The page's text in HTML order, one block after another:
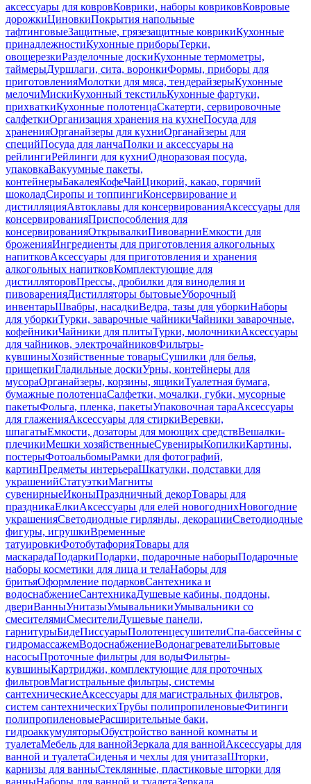
аксессуары для ковровКоврики, наборы ковриковКовровые
дорожкиЦиновкиПокрытия напольные
тафтинговыеЗащитные, грязезащитные коврикиКухонные
принадлежностиКухонные приборыТерки,
овощерезкиРазделочные доскиКухонные термометры,
таймерыДуршлаги, сита, воронкиФормы, приборы для
приготовленияМолотки для мяса, тендерайзерыКухонные
мелочиМискиКухонный текстильКухонные фартуки,
прихваткиКухонные полотенцаСкатерти, сервировочные
салфеткиОрганизация хранения на кухнеПосуда для
храненияОрганайзеры для кухниОрганайзеры для
специйПосуда для ланчаПолки и аксессуары на
рейлингиРейлинги для кухниОдноразовая посуда,
упаковкаВакуумные пакеты,
контейнерыБакалеяКофеЧайЦикорий, какао, горячий
шоколадСиропы и топпингиКонсервирование и
дистилляцияАвтоклавы для консервированияАксессуары для
консервированияПриспособления для
консервированияОткрывалкиПивоварниЕмкости для
броженияИнгредиенты для приготовления алкогольных
напитковАксессуары для приготовления и хранения
алкогольных напитковКомплектующие для
дистилляторовПрессы, дробилки для виноделия и
пивоваренияДистилляторы бытовыеУборочный
инвентарьШвабры, насадкиВедра, тазы для уборкиНаборы
для уборкиТурки, заварочные чайникиЧайники заварочные,
кофейникиЧайники для плитыТурки, молочникиАксессуары
для чайников, электрочайниковФильтры-
кувшиныХозяйственные товарыСушилки для белья,
прищепкиГладильные доскиУрны, контейнеры для
мусораОрганайзеры, корзины, ящикиТуалетная бумага,
бумажные полотенцаСалфетки, мочалки, губки, мусорные
пакетыФольга, пленка, пакетыУпаковочная тараАксессуары
для глаженияАксессуары для стиркиВеревки,
шпагатыЕмкости, дозаторы для моющих средствВешалки-
плечикиМешки хозяйственныеСувенирыКопилкиКартины,
постерыФотоальбомыРамки для фотографий,
картинПредметы интерьераШкатулки, подставки для
украшенийСтатуэткиМагниты
сувенирныеИконыПраздничный декорТовары для
праздникаЕлкиАксессуары для елей новогоднихНовогодние
украшенияСветодиодные гирлянды, декорацииСветодиодные
фигуры, игрушкиВременные
татуировкиФотобутафорияТовары для
маскарадаПодаркиПодарки, подарочные наборыПодарочные
наборы косметики для лица и телаНаборы для
бритьяОформление подарковСантехника и
водоснабжениеСантехникаДушевые кабины, поддоны,
двериВанныУнитазыУмывальникиУмывальники со
смесителямиСмесителиДушевые панели,
гарнитурыБидеПиссуарыПолотенцесушителиСпа-бассейны с
гидромассажемВодоснабжениеВодонагревателиБытовые
насосыПроточные фильтры для водыФильтры-
кувшиныКартриджи, комплектующие для проточных
фильтровМагистральные фильтры, системы
сантехническиеАксессуары для магистральных фильтров,
систем сантехническихТрубы полипропиленовыеФитинги
полипропиленовыеРасширительные баки,
гидроаккумуляторыОбустройство ванной комнаты и
туалетаМебель для ваннойЗеркала для ваннойАксессуары для
ванной и туалетаСиденья и чехлы для унитазаШторки,
карнизы для ванныСтеклянные, пластиковые шторки для
ванныНаборы для ванной и туалетаЗеркала